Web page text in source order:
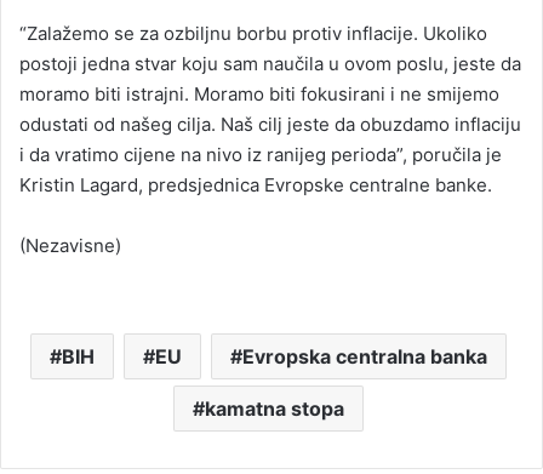
“Zalažemo se za ozbiljnu borbu protiv inflacije. Ukoliko
postoji jedna stvar koju sam naučila u ovom poslu, jeste da
moramo biti istrajni. Moramo biti fokusirani i ne smijemo
odustati od našeg cilja. Naš cilj jeste da obuzdamo inflaciju
i da vratimo cijene na nivo iz ranijeg perioda”, poručila je
Kristin Lagard, predsjednica Evropske centralne banke.
(Nezavisne)
BIH EU Evropska centralna banka
kamatna stopa